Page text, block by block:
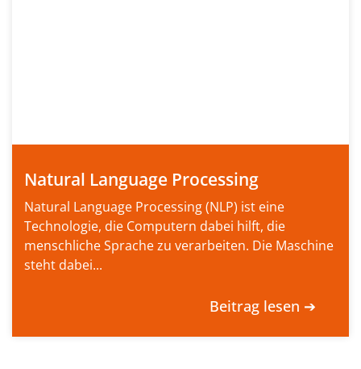
Natural Language Processing
Natural Language Processing (NLP) ist eine
Technologie, die Computern dabei hilft, die
menschliche Sprache zu verarbeiten. Die Maschine
steht dabei...
Beitrag lesen ➔